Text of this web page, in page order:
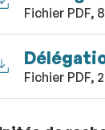
Fichier PDF,
Fichier PDF,